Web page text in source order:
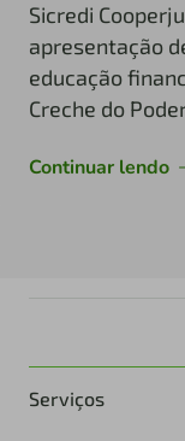
Sicredi
apresentação
educação
Creche do
Continuar lendo
Serviços